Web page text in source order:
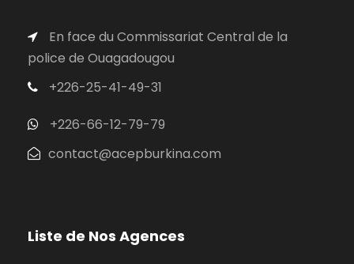
En face du Commissariat Central de la
police de Ouagadougou
+226-25-41-49-31
+226-66-12-79-79
contact@acepburkina.com
Liste de Nos Agences